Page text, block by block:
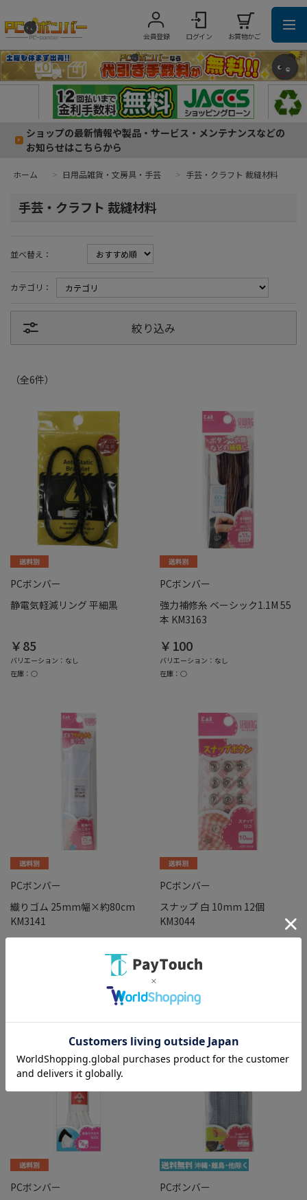
会員登録 ログイン お買物かご
ショップの最新情報や製品・サービス・メンテナンスなどの
お知らせはこちらから
ホーム > 日用品雑貨・文房具・手芸 > 手芸・クラフト 裁縫材料
手芸・クラフト 裁縫材料
並べ替え：
カテゴリ：
絞り込み
（全6件）
PCボンバー
静電気軽減リング 平細黒
￥85
バリエーション：なし
在庫：○
PCボンバー
強力補修糸 ベーシック1.1M 55
本 KM3163
￥100
バリエーション：なし
在庫：○
PCボンバー
織りゴム 25mm幅×約80cm
KM3141
PCボンバー
スナップ 白 10mm 12個
KM3044
バリエーション：なし
PCボンバー
PCボンバー